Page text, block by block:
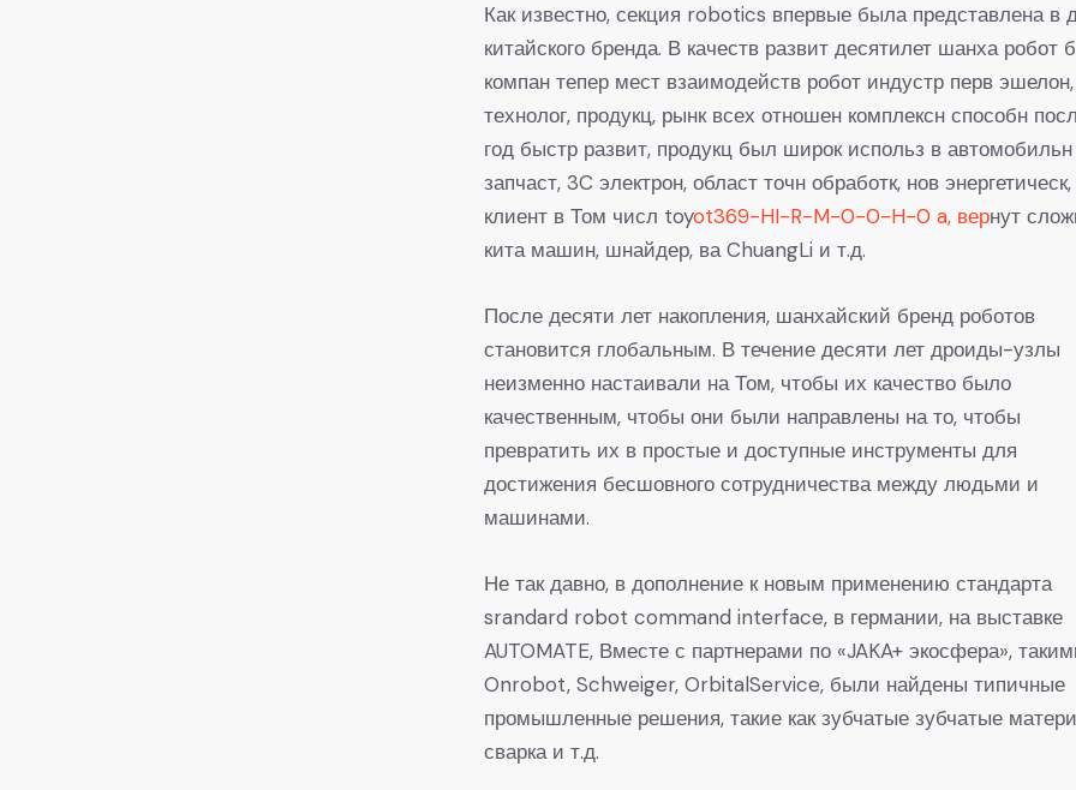
Как известно, секция robotics впервые была представлена в
китайского бренда. В качеств развит десятилет шанха робот
компан тепер мест взаимодейств робот индустр перв эшелон,
технолог, продукц, рынк всех отношен комплексн способн
год быстр развит, продукц был широк использ в автомобильн
запчаст, 3C электрон, област точн обработк, нов
клиент в Том числ toyot369-HI-R-M-0-0-H-0 a, вернут
кита машин, шнайдер, ва ChuangLi и т.д.
После десяти лет накопления, шанхайский бренд роботов
становится глобальным. В течение десяти лет дроиды-узлы
неизменно настаивали на Том, чтобы их качество было
качественным, чтобы они были направлены на то, чтобы
превратить их в простые и доступные инструменты для
достижения бесшовного сотрудничества между людьми и
машинами.
Не так давно, в дополнение к новым применению стандарта
srandard robot command interface, в германии, на выставке
AUTOMATE, Вместе с партнерами по «JAKA+ экосфера»,
Onrobot, Schweiger, OrbitalService, были найдены типичные
промышленные решения, такие как зубчатые зубчатые
сварка и т.д.